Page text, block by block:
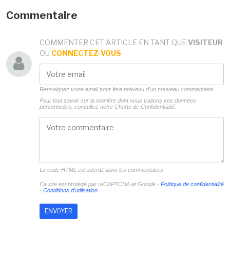
Commentaire
COMMENTER CET ARTICLE EN TANT QUE VISITEUR
OU CONNECTEZ-VOUS
Renseignez votre email pour être prévenu d'un nouveau commentaire
Pour tout savoir sur la manière dont nous traitons vos données
personnelles, consultez notre Charte de Confidentialité.
Le code HTML est interdit dans les commentaires
Ce site est protégé par reCAPTCHA et Google - Politique de confidentialité
- Conditions d'utilisation